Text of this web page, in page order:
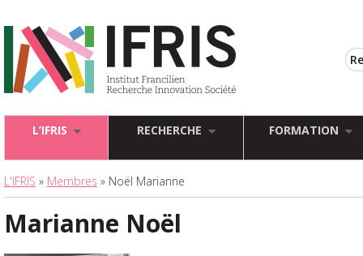
L’IFRIS RECHERCHE FORMATION
L'IFRIS » Membres » Noël Marianne
Marianne Noël